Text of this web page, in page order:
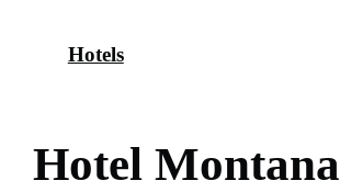
Hotels
Hotel Montana